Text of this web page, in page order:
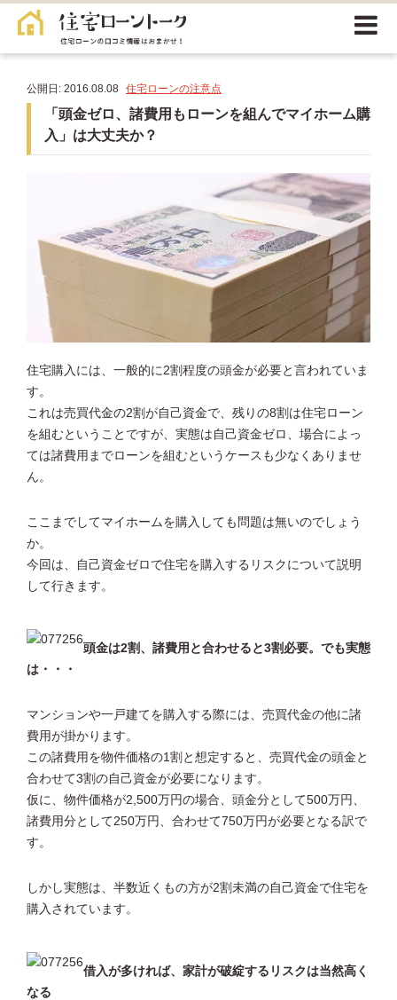
公開日: 2016.08.08 住宅ローンの注意点
「頭金ゼロ、諸費用もローンを組んでマイホーム購
入」は大丈夫か？
住宅購入には、一般的に2割程度の頭金が必要と言われていま
す。
これは売買代金の2割が自己資金で、残りの8割は住宅ローン
を組むということですが、実態は自己資金ゼロ、場合によっ
ては諸費用までローンを組むというケースも少なくありませ
ん。
ここまでしてマイホームを購入しても問題は無いのでしょう
か。
今回は、自己資金ゼロで住宅を購入するリスクについて説明
して行きます。
頭金は2割、諸費用と合わせると3割必要。でも実態
は・・・
マンションや一戸建てを購入する際には、売買代金の他に諸
費用が掛かります。
この諸費用を物件価格の1割と想定すると、売買代金の頭金と
合わせて3割の自己資金が必要になります。
仮に、物件価格が2,500万円の場合、頭金分として500万円、
諸費用分として250万円、合わせて750万円が必要となる訳で
す。
しかし実態は、半数近くもの方が2割未満の自己資金で住宅を
購入されています。
借入が多ければ、家計が破綻するリスクは当然高く
なる